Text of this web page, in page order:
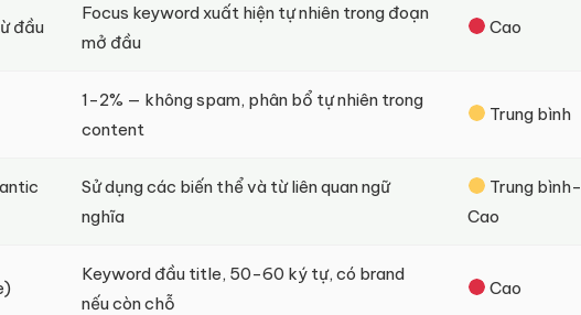
đầu
Focus keyword xuất hiện tự nhiên trong đoạn
mở đầu
Cao
1-2% — không spam, phân bổ tự nhiên trong
content
Trung bình
Sử dụng các biến thể và từ liên quan ngữ
nghĩa
Trung bình-
Cao
Keyword đầu title, 50-60 ký tự, có brand
nếu còn chỗ
Cao